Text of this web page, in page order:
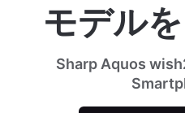
モデル
Sharp Aquos